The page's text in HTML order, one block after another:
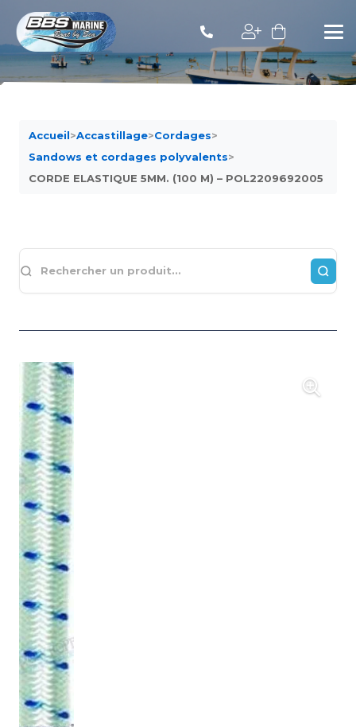
Accueil>Accastillage>Cordages>
Sandows et cordages polyvalents>
CORDE ELASTIQUE 5MM. (100 M) – POL2209692005